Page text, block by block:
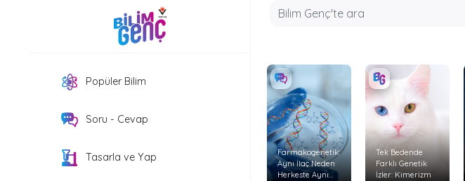
Popüler Bilim
Soru - Cevap
Tasarla ve Yap
Farmakogenetik:
Aynı İlaç Neden
Herkeste Aynı
Tek Bedende
Farklı Genetik
İzler: Kimerizm